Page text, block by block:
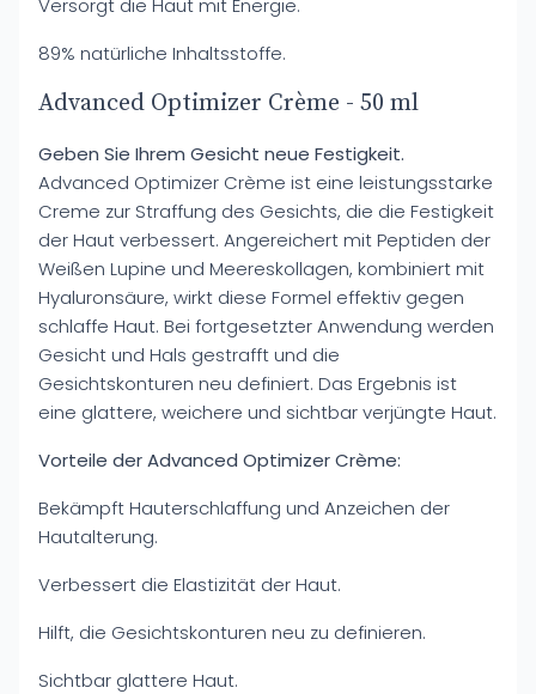
Versorgt die Haut mit Energie.
89% natürliche Inhaltsstoffe.
Advanced Optimizer Crème - 50 ml
Geben Sie Ihrem Gesicht neue Festigkeit.
Advanced Optimizer Crème ist eine leistungsstarke
Creme zur Straffung des Gesichts, die die Festigkeit
der Haut verbessert. Angereichert mit Peptiden der
Weißen Lupine und Meereskollagen, kombiniert mit
Hyaluronsäure, wirkt diese Formel effektiv gegen
schlaffe Haut. Bei fortgesetzter Anwendung werden
Gesicht und Hals gestrafft und die
Gesichtskonturen neu definiert. Das Ergebnis ist
eine glattere, weichere und sichtbar verjüngte Haut.
Vorteile der Advanced Optimizer Crème:
Bekämpft Hauterschlaffung und Anzeichen der
Hautalterung.
Verbessert die Elastizität der Haut.
Hilft, die Gesichtskonturen neu zu definieren.
Sichtbar glattere Haut.